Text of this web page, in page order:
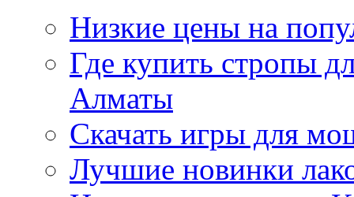
Низкие цены на
Где купить стропы
Алматы
Скачать игры для
Лучшие новинки